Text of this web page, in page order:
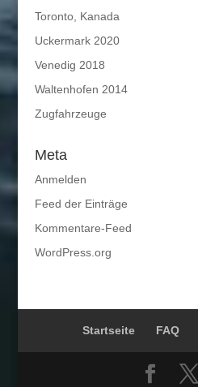
Toronto, Kanada
Uckermark 2020
Venedig 2018
Waltenhofen 2014
Zugfahrzeuge
Meta
Anmelden
Feed der Einträge
Kommentare-Feed
WordPress.org
Startseite FAQ